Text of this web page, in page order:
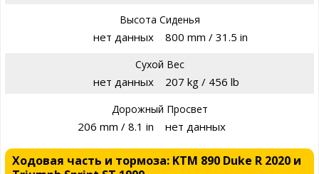
Высота Сиденья
нет данных 800 mm / 31.5 in
Сухой Вес
нет данных 207 kg / 456 lb
Дорожный Просвет
206 mm / 8.1 in нет данных
Ходовая часть и тормоза: KTM 890 Duke R 2020 и